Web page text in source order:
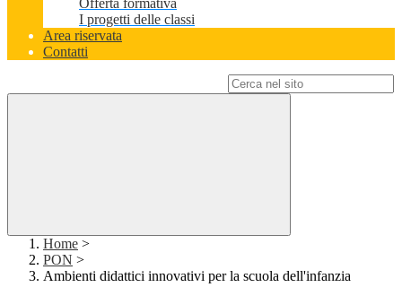
Offerta formativa
I progetti delle classi
Area riservata
Contatti
Home >
PON >
Ambienti didattici innovativi per la scuola dell'infanzia